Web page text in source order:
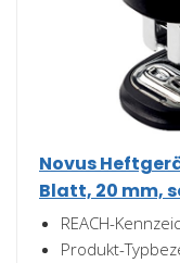
Novus
Blatt, 20 mm,
REACH-
Produkt-